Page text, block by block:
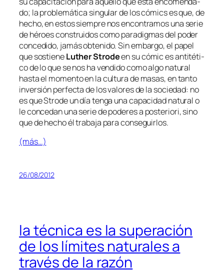
do; la pro­ble­má­ti­ca sin­gu­lar de los có­mics es que, de
he­cho, en es­tos siem­pre nos en­con­tra­mos una se­rie
de hé­roes cons­trui­dos co­mo pa­ra­dig­mas del po­der
con­ce­di­do, ja­más ob­te­ni­do. Sin em­bar­go, el pa­pel
que sos­tie­neLuther Strodeen su có­mic es an­ti­té­ti­
co de lo que se nos ha ven­di­do co­mo al­go na­tu­ral
has­ta el mo­men­to en la cul­tu­ra de ma­sas, en tan­to
in­ver­sión per­fec­ta de los va­lo­res de la so­cie­dad: no
es que Strode un día ten­ga una ca­pa­ci­dad na­tu­ral o
le con­ce­dan una se­rie de po­de­resa pos­te­rio­ri, sino
que de he­cho él tra­ba­ja pa­ra conseguirlos.
(más…)
26/08/2012
la técnica es la superación
de los límites naturales a
través de la razón